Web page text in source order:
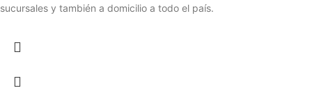
sucursales y también a domicilio a todo el país.